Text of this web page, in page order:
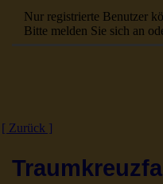
Nur registrierte Benutzer
Bitte melden Sie sich an
[ Zurück ]